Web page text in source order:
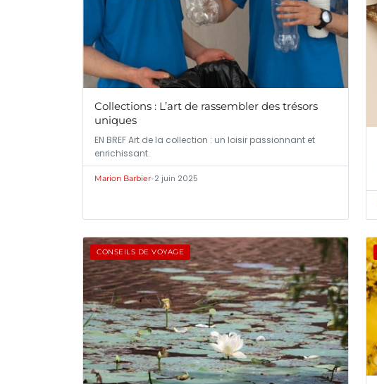
Collections : L’art de rassembler des trésors
uniques
EN BREF Art de la collection : un loisir passionnant et
enrichissant.
Marion Barbier•2 juin 2025
CONSEILS DE VOYAGE